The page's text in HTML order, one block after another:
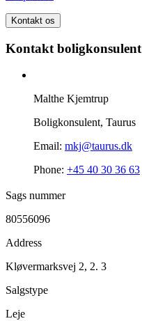
Kontakt os
Kontakt boligkonsulent
Malthe Kjemtrup
Boligkonsulent, Taurus
Email: mkj@taurus.dk
Phone: +45 40 30 36 63
Sags nummer
80556096
Address
Kløvermarksvej 2, 2. 3
Salgstype
Leje